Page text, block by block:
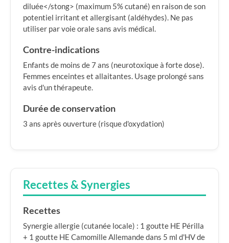
diluée</stong> (maximum 5% cutané) en raison de son
potentiel irritant et allergisant (aldéhydes). Ne pas
utiliser par voie orale sans avis médical.
Contre-indications
Enfants de moins de 7 ans (neurotoxique à forte dose).
Femmes enceintes et allaitantes. Usage prolongé sans
avis d'un thérapeute.
Durée de conservation
3 ans après ouverture (risque d'oxydation)
Recettes & Synergies
Recettes
Synergie allergie (cutanée locale) : 1 goutte HE Périlla
+ 1 goutte HE Camomille Allemande dans 5 ml d'HV de